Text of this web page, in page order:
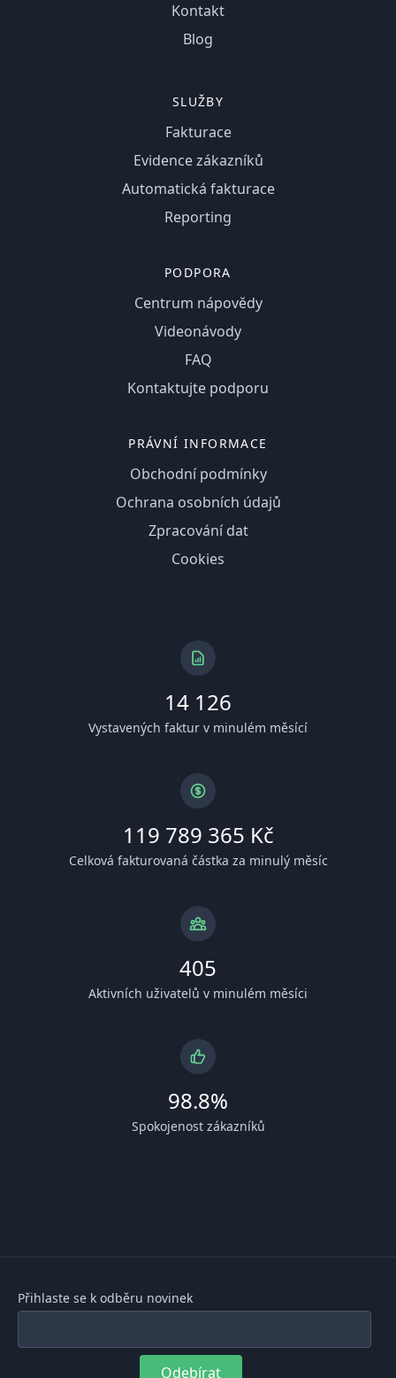
Kontakt
Blog
SLUŽBY
Fakturace
Evidence zákazníků
Automatická fakturace
Reporting
PODPORA
Centrum nápovědy
Videonávody
FAQ
Kontaktujte podporu
PRÁVNÍ INFORMACE
Obchodní podmínky
Ochrana osobních údajů
Zpracování dat
Cookies
14 126
Vystavených faktur v minulém měsící
119 789 365 Kč
Celková fakturovaná částka za minulý měsíc
405
Aktivních uživatelů v minulém měsíci
98.8%
Spokojenost zákazníků
Přihlaste se k odběru novinek
Odebírat